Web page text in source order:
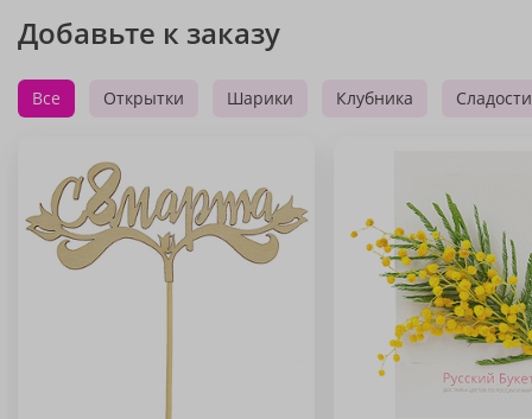
Добавьте к заказу
Все Открытки Шарики Клубника Сладости